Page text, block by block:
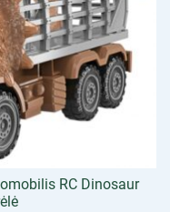
RC Dinosaur